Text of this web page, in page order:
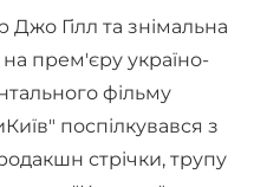
Гілл та знімальна
прем'єру україно-
фільму
поспілкувався з
стрічки, трупу